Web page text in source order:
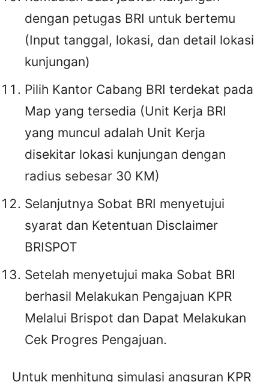
dengan petugas BRI untuk bertemu
(Input tanggal, lokasi, dan detail lokasi
kunjungan)
Pilih Kantor Cabang BRI terdekat pada
Map yang tersedia (Unit Kerja BRI
yang muncul adalah Unit Kerja
disekitar lokasi kunjungan dengan
radius sebesar 30 KM)
Selanjutnya Sobat BRI menyetujui
syarat dan Ketentuan Disclaimer
BRISPOT
Setelah menyetujui maka Sobat BRI
berhasil Melakukan Pengajuan KPR
Melalui Brispot dan Dapat Melakukan
Cek Progres Pengajuan.
Untuk menhitung simulasi angsuran KPR